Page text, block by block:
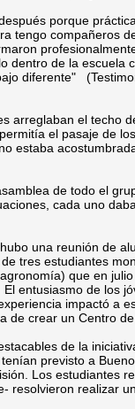
porque
tengo compañeros
dentro de la escuela
diferente"
arreglaban el techo
el pasaje de
estaba
de todo el
cada uno
una reunión de
tres estudiantes
que en
entusiasmo de los
impactó a
de crear un Centro
de la
previsto a
Los estudiantes
resolvieron realizar